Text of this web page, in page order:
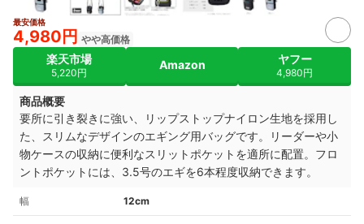
最安価格
4,980円 やや高価格
楽天市場
5,220円
Amazon ヤフー
4,980円
商品概要
要所に引き裂きに強い、リップストップナイロン生地を採用し
た、スリムなデザインのエギング用バッグです。リーダーや小
物ケースの収納に便利なスリットポケットを適所に配置。フロ
ントポケットには、3.5号のエギを6本程度収納できます。
幅 12cm